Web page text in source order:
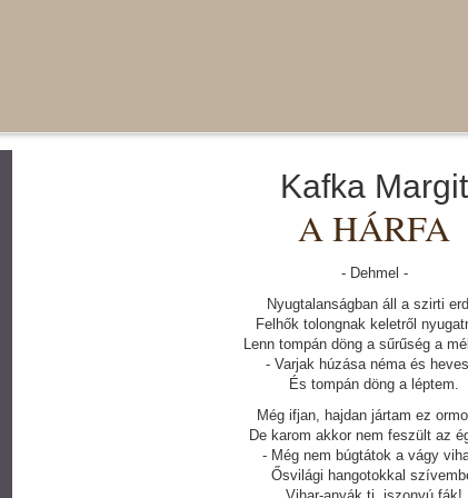
Kafka Margit
A HÁRFA
- Dehmel -
Nyugtalanságban áll a szirti
Felhők tolongnak keletről
Lenn tompán döng a sűrűség a
- Varjak húzása néma és
És tompán döng a léptem.
Még ifjan, hajdan jártam ez
De karom akkor nem feszült az
- Még nem búgtátok a vágy
Ősvilági hangotokkal